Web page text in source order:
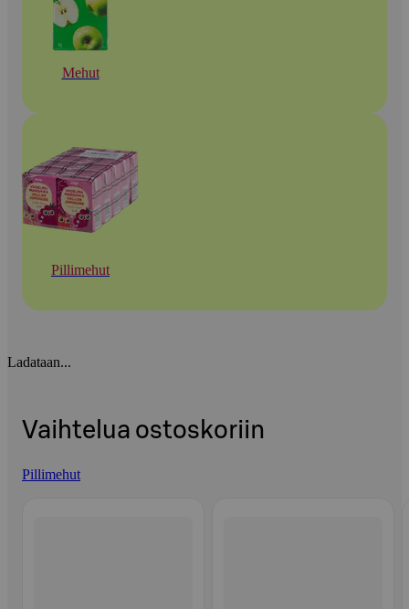
Mehut
Pillimehut
Ladataan...
Vaihtelua ostoskoriin
Pillimehut